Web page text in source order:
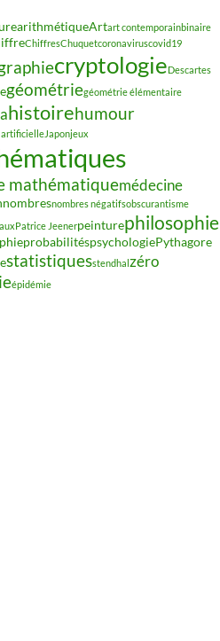
arithmétiqueArtart contemporainbinaire
ChiffresChuquetcoronaviruscovid19
cryptologieDescartes
géométriegéométrie élémentaire
histoirehumour
Japonjeux
mathématiquemédecine
nombresnombres négatifsobscurantisme
Patrice Jeenerpeinturephilosophie
probabilitéspsychologiePythagore
statistiquesstendhalzéro
épidémie